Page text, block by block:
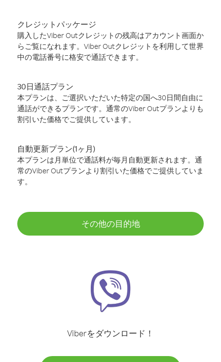
クレジットパッケージ
購入したViber Outクレジットの残高はアカウント画面か
らご覧になれます。Viber Outクレジットを利用して世界
中の電話番号に格安で通話できます。
30日通話プラン
本プランは、ご選択いただいた特定の国へ30日間自由に
通話ができるプランです。通常のViber Outプランよりも
割引いた価格でご提供しています。
自動更新プラン(1ヶ月)
本プランは月単位で通話料が毎月自動更新されます。通
常のViber Outプランより割引いた価格でご提供していま
す。
その他の目的地
Viberをダウンロード！